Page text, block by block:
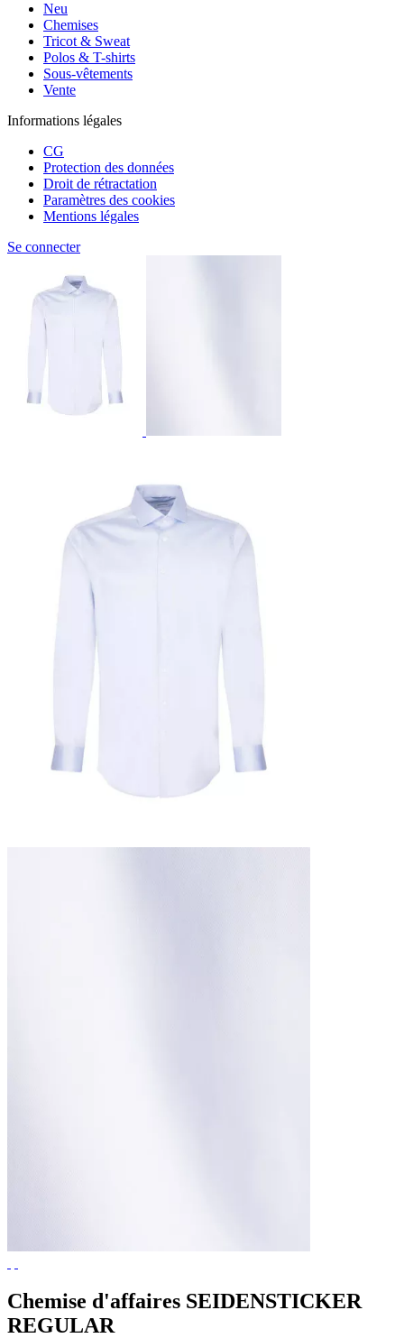
Neu
Chemises
Tricot & Sweat
Polos & T-shirts
Sous-vêtements
Vente
Informations légales
CG
Protection des données
Droit de rétractation
Paramètres des cookies
Mentions légales
Se connecter
Chemise d'affaires SEIDENSTICKER
REGULAR